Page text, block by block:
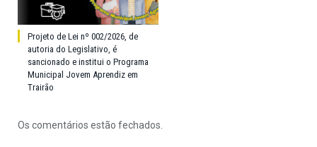
Projeto de Lei nº 002/2026, de
autoria do Legislativo, é
sancionado e institui o Programa
Municipal Jovem Aprendiz em
Trairão
Os comentários estão fechados.